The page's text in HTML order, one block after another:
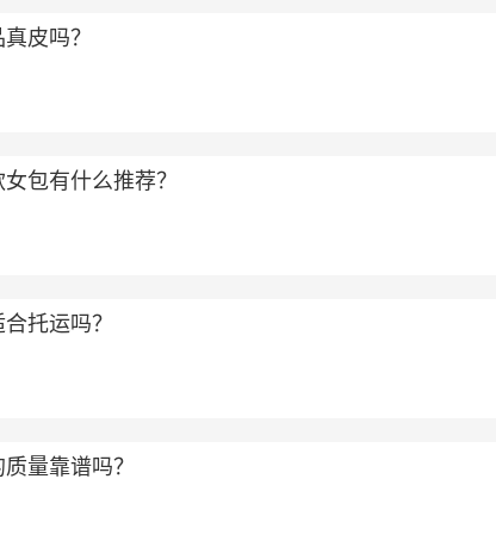
皮吗？
包有什么推荐？
托运吗？
量靠谱吗？